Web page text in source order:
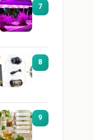
7
8
9